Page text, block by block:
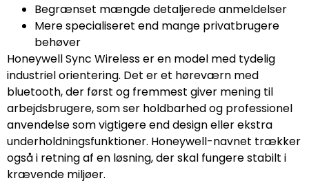
Begrænset mængde detaljerede anmeldelser
Mere specialiseret end mange privatbrugere
behøver
Honeywell Sync Wireless er en model med tydelig
industriel orientering. Det er et høreværn med
bluetooth, der først og fremmest giver mening til
arbejdsbrugere, som ser holdbarhed og professionel
anvendelse som vigtigere end design eller ekstra
underholdningsfunktioner. Honeywell-navnet trækker
også i retning af en løsning, der skal fungere stabilt i
krævende miljøer.